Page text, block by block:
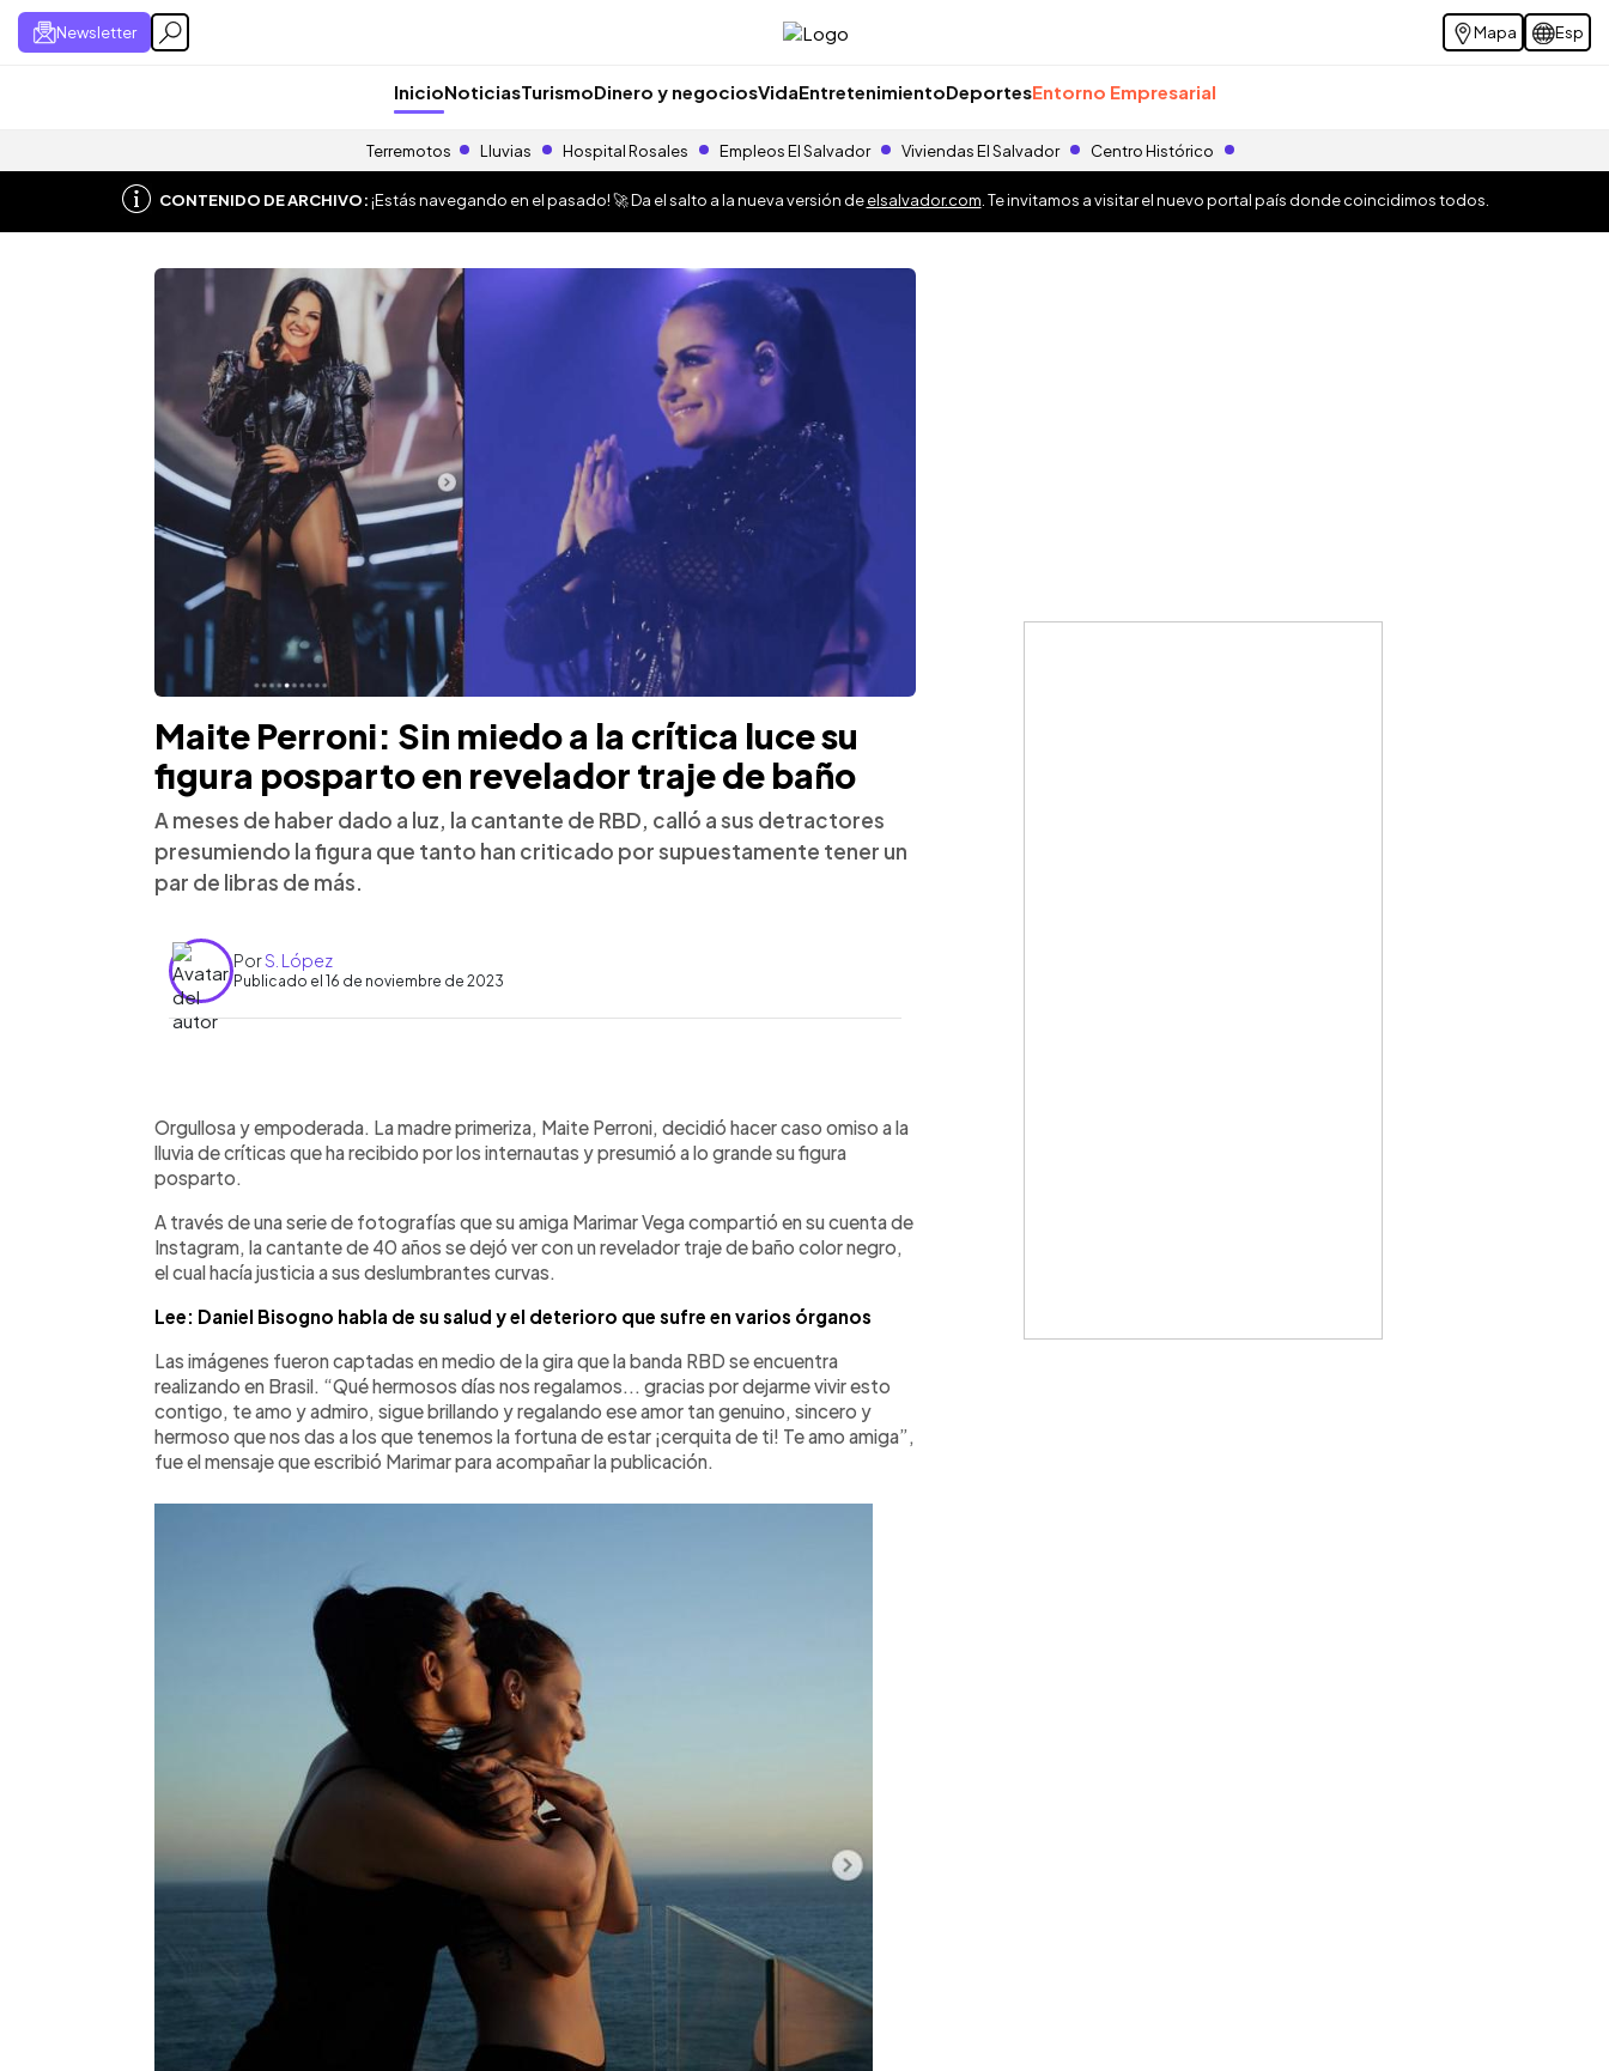
Newsletter Mapa Esp
InicioNoticiasTurismoDinero y negociosVidaEntretenimientoDeportesEntorno Empresarial
Terremotos Lluvias Hospital Rosales Empleos El Salvador Viviendas El Salvador Centro Histórico
CONTENIDO DE ARCHIVO:¡Estás navegando en el pasado! 🚀 Da el salto a la nueva versión deelsalvador.com . Te invitamos a visitar el nuevo portal país donde coincidimos todos.
Maite Perroni: Sin miedo a la crítica luce su
figura posparto en revelador traje de baño
A meses de haber dado a luz, la cantante de RBD, calló a sus detractores
presumiendo la figura que tanto han criticado por supuestamente tener un
par de libras de más.
PorS. López
Publicado el 16 de noviembre de 2023
Escuchar artículo
Orgullosa y empoderada. La madre primeriza, Maite Perroni, decidió hacer caso omiso a la
lluvia de críticas que ha recibido por los internautas y presumió a lo grande su figura
posparto.
A través de una serie de fotografías que su amiga Marimar Vega compartió en su cuenta de
Instagram, la cantante de 40 años se dejó ver con un revelador traje de baño color negro,
el cual hacía justicia a sus deslumbrantes curvas.
Lee: Daniel Bisogno habla de su salud y el deterioro que sufre en varios órganos
Las imágenes fueron captadas en medio de la gira que la banda RBD se encuentra
realizando en Brasil. “Qué hermosos días nos regalamos... gracias por dejarme vivir esto
contigo, te amo y admiro, sigue brillando y regalando ese amor tan genuino, sincero y
hermoso que nos das a los que tenemos la fortuna de estar ¡cerquita de ti! Te amo amiga”,
fue el mensaje que escribió Marimar para acompañar la publicación.